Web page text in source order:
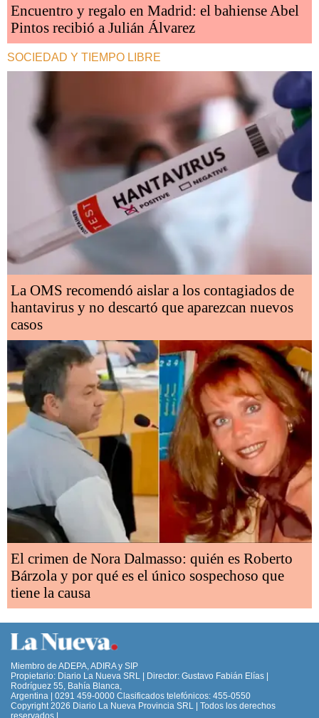
Encuentro y regalo en Madrid: el bahiense Abel
Pintos recibió a Julián Álvarez
SOCIEDAD Y TIEMPO LIBRE
La OMS recomendó aislar a los contagiados de
hantavirus y no descartó que aparezcan nuevos
casos
El crimen de Nora Dalmasso: quién es Roberto
Bárzola y por qué es el único sospechoso que
tiene la causa
Miembro de ADEPA, ADIRA y SIP
Propietario: Diario La Nueva SRL | Director: Gustavo Fabián Elías |
Rodríguez 55, Bahía Blanca,
Argentina | 0291 459-0000 Clasificados telefónicos: 455-0550
Copyright 2026 Diario La Nueva Provincia SRL | Todos los derechos